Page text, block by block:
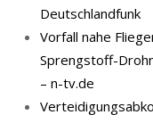
Deutschlandfunk
Vorfall nahe
Sprengstoff-
– n-tv.de